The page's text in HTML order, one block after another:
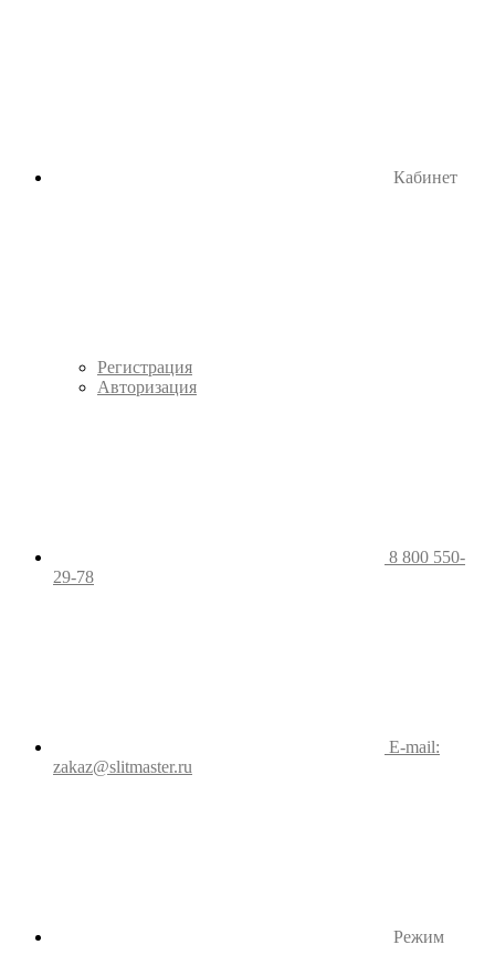
Кабинет
Регистрация
Авторизация
8 800 550-
29-78
E-mail:
zakaz@slitmaster.ru
Режим